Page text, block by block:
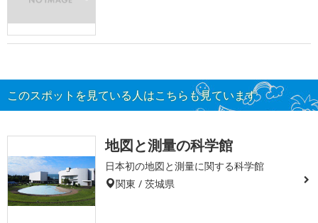
このスポットを見ている人はこちらも見ています
地図と測量の科学館
日本初の地図と測量に関する科学館
関東 / 茨城県